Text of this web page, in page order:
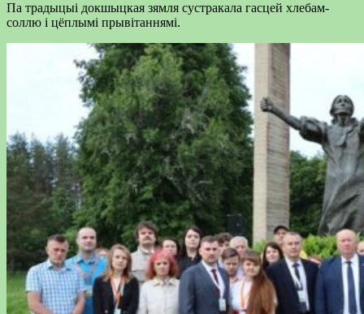
Па традыцыі докшыцкая зямля сустракала гасцей хлебам-
соллю і цёплымі прывітаннямі.